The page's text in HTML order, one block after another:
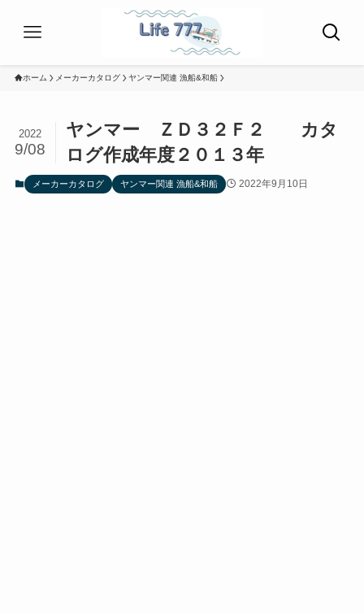
ホーム メーカーカタログ ヤンマー関連 漁船&和船
ヤンマー ＺＤ３２Ｆ２ カタ
ログ作成年度２０１３年
2022
9/08
メーカーカタログ ヤンマー関連 漁船&和船 2022年9月10日